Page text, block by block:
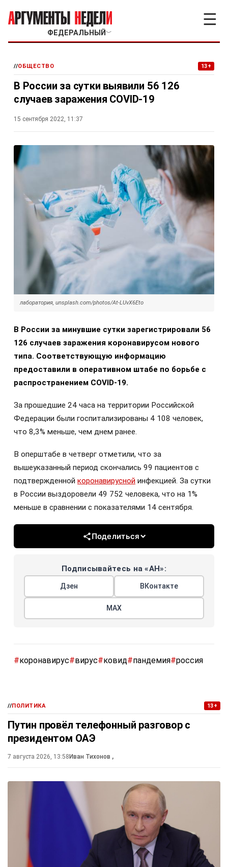
ФЕДЕРАЛЬНЫЙ ﹀
☰
//ОБЩЕСТВО 13+
В России за сутки выявили 56 126
случаев заражения COVID-19
15 сентября 2022, 11:37
лаборатория, unsplash.com/photos/At-LUvX6Eto
В России за минувшие сутки зарегистрировали 56
126 случаев заражения коронавирусом нового
типа. Соответствующую информацию
предоставили в оперативном штабе по борьбе с
распространением COVID-19.
За прошедшие 24 часа на территории Российской
Федерации были госпитализированы 4 108 человек,
что 8,3% меньше, чем днем ранее.
В оперштабе в четверг отметили, что за
вышеуказанный период скончались 99 пациентов с
подтвержденной коронавирусной инфекцией. За сутки
в России выздоровели 49 752 человека, что на 1%
меньше в сравнении с показателями 14 сентября.
Поделиться
Подписывайтесь на «АН»:
Дзен ВКонтакте
МАХ
#коронавирус#вирус#ковид#пандемия#россия
//ПОЛИТИКА 13+
Путин провёл телефонный разговор с
президентом ОАЭ
7 августа 2026, 13:58 Иван Тихонов ,